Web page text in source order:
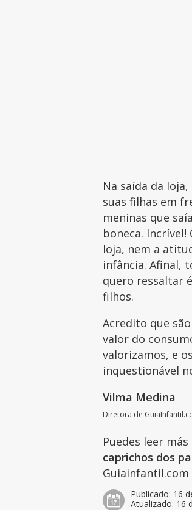
Na saída da
suas filhas em
meninas que
boneca.
loja, nem a
infância. Afinal,
quero ressaltar
filhos.
Acredito que
valor do
valorizamos, e
inquestionável
Vilma Medina
Diretora de
Puedes leer
caprichos dos
Guiainfantil.com
Publicado: 16
Atualizado: 16